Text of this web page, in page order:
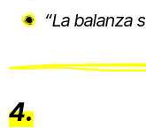
“La balanza
4.